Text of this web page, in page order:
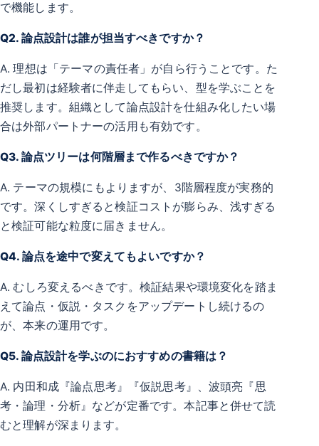
で機能します。
Q2. 論点設計は誰が担当すべきですか？
A. 理想は「テーマの責任者」が自ら行うことです。た
だし最初は経験者に伴走してもらい、型を学ぶことを
推奨します。組織として論点設計を仕組み化したい場
合は外部パートナーの活用も有効です。
Q3. 論点ツリーは何階層まで作るべきですか？
A. テーマの規模にもよりますが、3階層程度が実務的
です。深くしすぎると検証コストが膨らみ、浅すぎる
と検証可能な粒度に届きません。
Q4. 論点を途中で変えてもよいですか？
A. むしろ変えるべきです。検証結果や環境変化を踏ま
えて論点・仮説・タスクをアップデートし続けるの
が、本来の運用です。
Q5. 論点設計を学ぶのにおすすめの書籍は？
A. 内田和成『論点思考』『仮説思考』、波頭亮『思
考・論理・分析』などが定番です。本記事と併せて読
むと理解が深まります。